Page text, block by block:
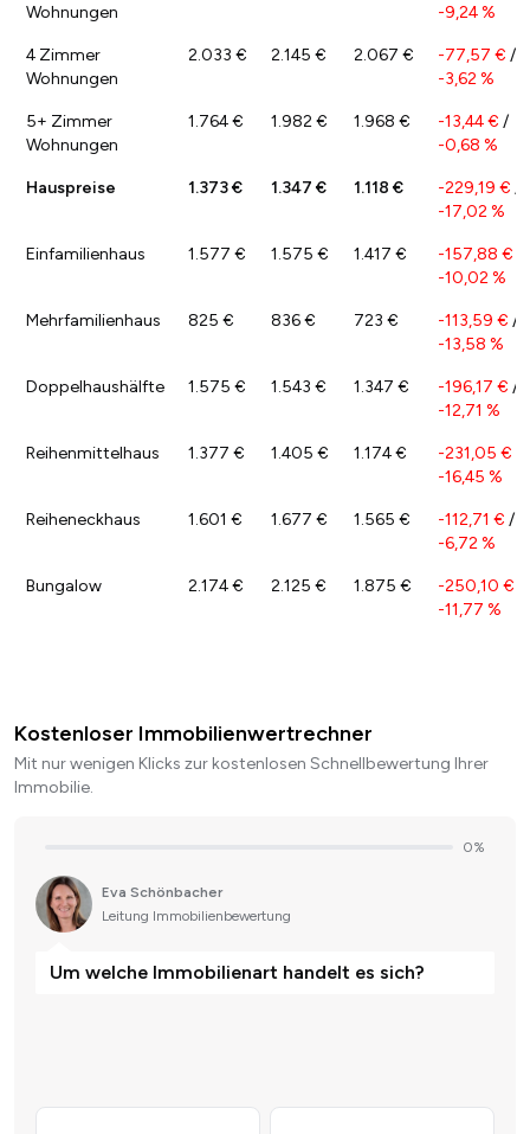
Wohnungen
-9,24 %
4 Zimmer
Wohnungen
2.033 € 2.145 € 2.067 € -77,57 € /
-3,62 %
5+ Zimmer
Wohnungen
1.764 € 1.982 € 1.968 € -13,44 € /
-0,68 %
Hauspreise 1.373 € 1.347 € 1.118 € -229,19 € /
-17,02 %
Einfamilienhaus 1.577 € 1.575 € 1.417 € -157,88 €
-10,02 %
Mehrfamilienhaus 825 € 836 € 723 € -113,59 € /
-13,58 %
Doppelhaushälfte 1.575 € 1.543 € 1.347 € -196,17 € /
-12,71 %
Reihenmittelhaus 1.377 € 1.405 € 1.174 € -231,05 €
-16,45 %
Reiheneckhaus 1.601 € 1.677 € 1.565 € -112,71 € /
-6,72 %
Bungalow 2.174 € 2.125 € 1.875 € -250,10 €
-11,77 %
Kostenloser Immobilienwertrechner
Mit nur wenigen Klicks zur kostenlosen Schnellbewertung Ihrer
Immobilie.